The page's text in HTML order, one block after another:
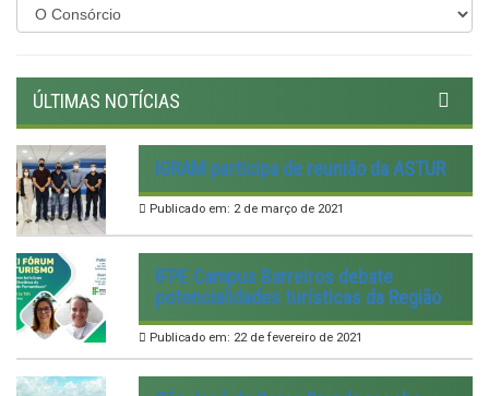
ÚLTIMAS NOTÍCIAS
IGRAM participa de reunião da ASTUR
Publicado em: 2 de março de 2021
IFPE Campus Barreiros debate
potencialidades turísticas da Região
Publicado em: 22 de fevereiro de 2021